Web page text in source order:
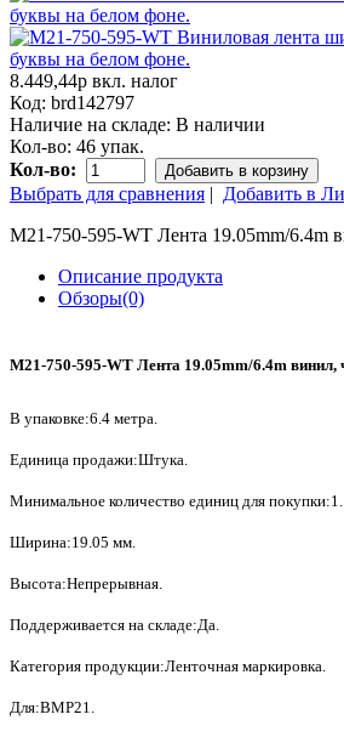
8.449,44р вкл. налог
Код: brd142797
Наличие на складе: В наличии
Кол-во: 46 упак.
Кол-во:
Добавить в корзину
Выбрать для сравнения | Добавить в
M21-750-595-WT Лента 19.05mm/6.4m
Описание продукта
Обзоры(0)
M21-750-595-WT Лента 19.05mm/6.4m винил,
В упаковке:6.4 метра.
Единица продажи:Штука.
Минимальное количество единиц для покупки:1.
Ширина:19.05 мм.
Высота:Непрерывная.
Поддерживается на складе:Да.
Категория продукции:Ленточная маркировка.
Для:BMP21.